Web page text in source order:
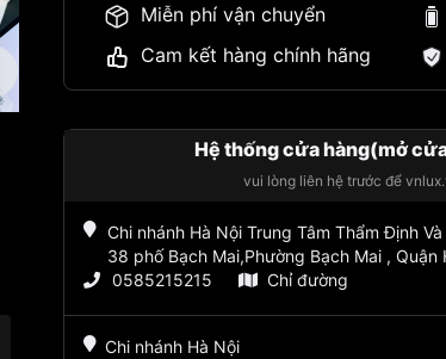
Miễn phí vận chuyển
Cam kết hàng chính hãng
Hệ thống cửa hàng(mở
vui lòng liên hệ trước để
Chi nhánh Hà Nội Trung Tâm Thẩm Định
38 phố Bạch Mai,Phường Bạch Mai , Quận
0585215215
Chỉ đường
Chi nhánh Hà Nội